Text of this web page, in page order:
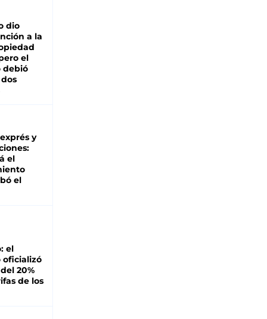
dio
a la
el
debió
y
el
el
el
oficializó
20%
de los